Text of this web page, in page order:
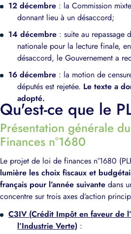
12 décembre : la Commission
donnant lieu à un désaccord;
14 décembre : suite au repassage
nationale pour la lecture finale,
désaccord, le Gouvernement a
16 décembre : la motion de
députés est rejetée. Le texte a
adopté.
Qu'est-ce que le
Présentation générale
Finances n°1680
Le projet de loi de finances n°1680
lumière les choix fiscaux et
français pour l’année suivante dans
concentre sur trois axes d’action
C3IV (Crédit Impôt en faveur de
l’Industrie Verte) :